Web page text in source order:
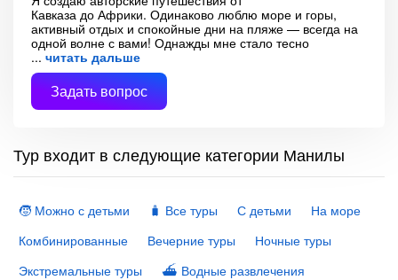
Кавказа до Африки. Одинаково люблю море и горы,
активный отдых и спокойные дни на пляже — всегда на
одной волне с вами! Однажды мне стало тесно
читать дальше
Задать вопрос
Тур входит в следующие категории Манилы
🧒 Можно с детьми 🧳 Все туры С детьми
На море
Комбинированные
Вечерние туры
Ночные туры
Экстремальные туры
⛴ Водные развлечения